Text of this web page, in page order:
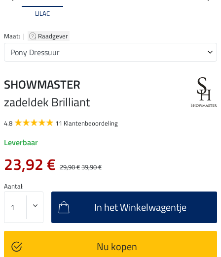
LILAC
Maat: | Raadgever
SHOWMASTER
zadeldek Brilliant
4.8 11 Klantenbeoordeling
Leverbaar
23,92 € 29,90 €39,90 €
Aantal:
In het Winkelwagentje
Nu kopen